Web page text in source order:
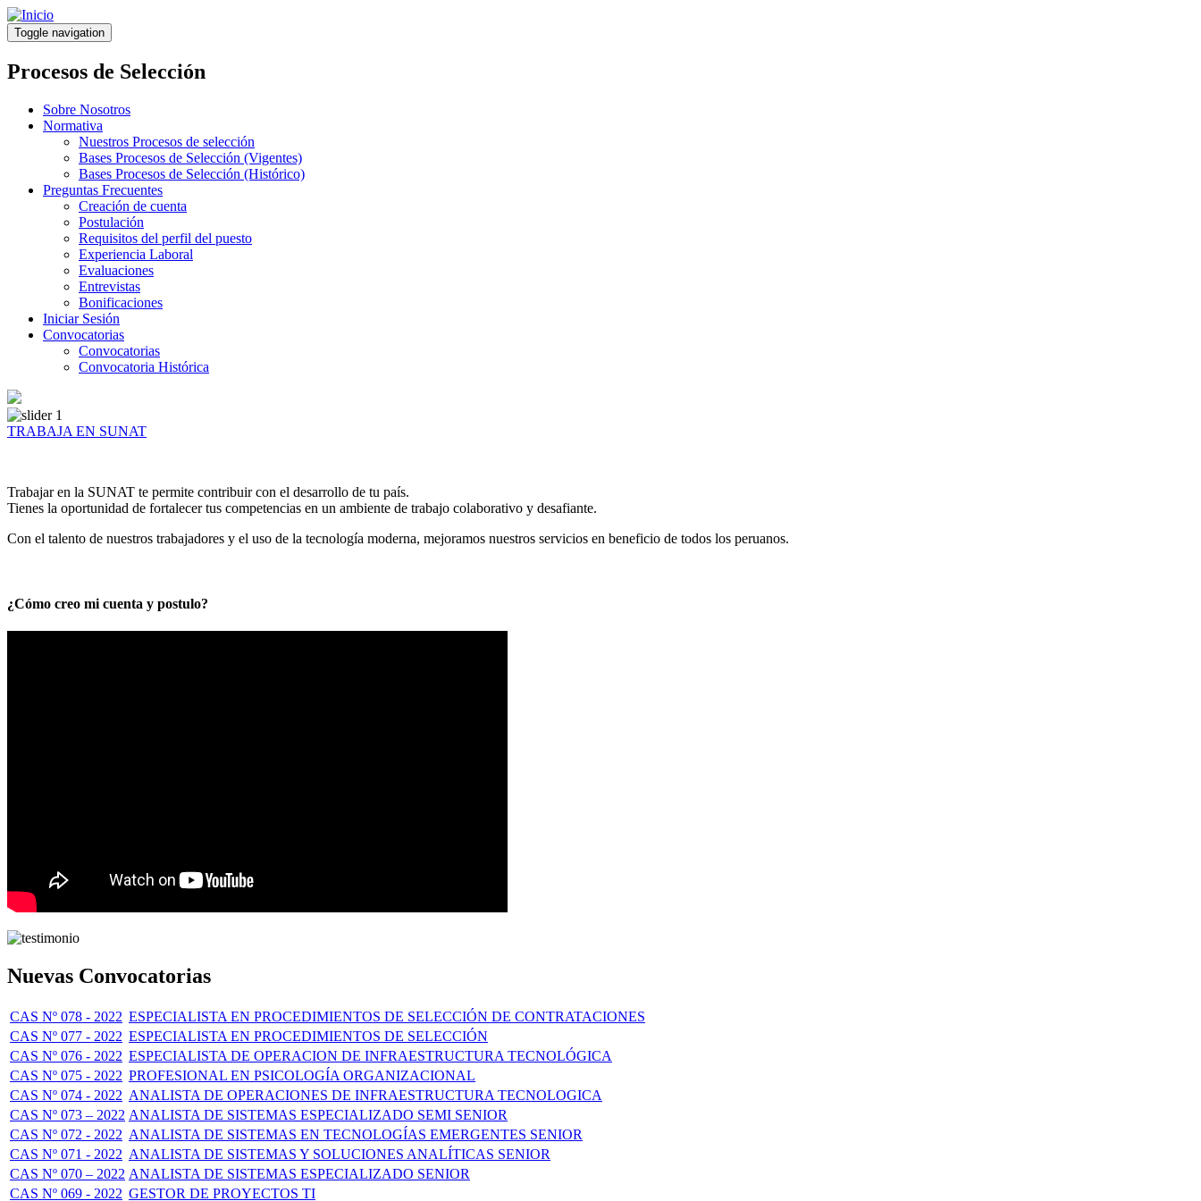
Pasar
al
contenido
principal
Toggle navigation
Procesos de Selección
Sobre Nosotros
Normativa
Nuestros Procesos de selección
Bases Procesos de Selección (Vigentes)
Bases Procesos de Selección (Histórico)
Preguntas Frecuentes
Creación de cuenta
Postulación
Requisitos del perfil del puesto
Experiencia Laboral
Evaluaciones
Entrevistas
Bonificaciones
Iniciar Sesión
Convocatorias
Convocatorias
Convocatoria Histórica
TRABAJA EN SUNAT
Trabajar en la SUNAT te permite contribuir con el desarrollo de tu país.
Tienes la oportunidad de fortalecer tus competencias en un ambiente de trabajo colaborativo y desafiante.
Con el talento de nuestros trabajadores y el uso de la tecnología moderna, mejoramos nuestros servicios en beneficio de todos los peruanos.
¿Cómo creo mi cuenta y postulo?
Nuevas Convocatorias
CAS Nº 078 - 2022 ESPECIALISTA EN PROCEDIMIENTOS DE SELECCIÓN DE CONTRATACIONES
CAS Nº 077 - 2022 ESPECIALISTA EN PROCEDIMIENTOS DE SELECCIÓN
CAS Nº 076 - 2022 ESPECIALISTA DE OPERACION DE INFRAESTRUCTURA TECNOLÓGICA
CAS Nº 075 - 2022 PROFESIONAL EN PSICOLOGÍA ORGANIZACIONAL
CAS Nº 074 - 2022 ANALISTA DE OPERACIONES DE INFRAESTRUCTURA TECNOLOGICA
CAS Nº 073 – 2022 ANALISTA DE SISTEMAS ESPECIALIZADO SEMI SENIOR
CAS Nº 072 - 2022 ANALISTA DE SISTEMAS EN TECNOLOGÍAS EMERGENTES SENIOR
CAS Nº 071 - 2022 ANALISTA DE SISTEMAS Y SOLUCIONES ANALÍTICAS SENIOR
CAS Nº 070 – 2022 ANALISTA DE SISTEMAS ESPECIALIZADO SENIOR
CAS Nº 069 - 2022 GESTOR DE PROYECTOS TI